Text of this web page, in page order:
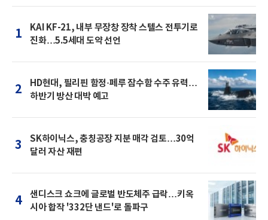
1
KAI KF-21, 내부 무장창 장착 스텔스 전투기로
진화…5.5세대 도약 선언
2
HD현대, 필리핀 함정·페루 잠수함 수주 유력…
하반기 방산 대박 예고
3
SK하이닉스, 충칭공장 지분 매각 검토…30억
달러 자산 재편
4
샌디스크 쇼크에 글로벌 반도체주 급락…키옥
시아 합작 '332단 낸드'로 돌파구